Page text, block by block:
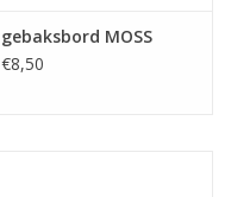
gebaksbord MOSS
€8,50